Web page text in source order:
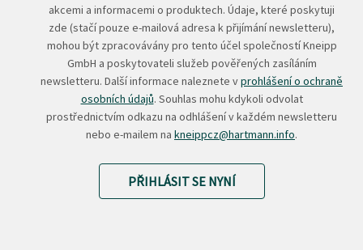
akcemi a informacemi o produktech. Údaje, které poskytuji
zde (stačí pouze e-mailová adresa k přijímání newsletteru),
mohou být zpracovávány pro tento účel společností Kneipp
GmbH a poskytovateli služeb pověřených zasíláním
newsletteru. Další informace naleznete vprohlášení o ochraně
osobních údajů. Souhlas mohu kdykoli odvolat
prostřednictvím odkazu na odhlášení v každém newsletteru
nebo e-mailem na kneippcz@hartmann.info.
PŘIHLÁSIT SE NYNÍ